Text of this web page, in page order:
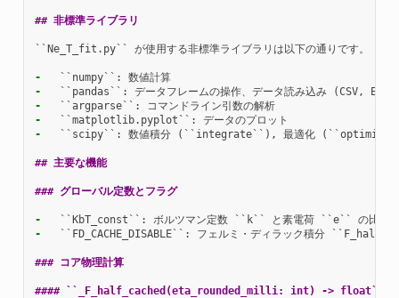
## 非標準ライブラリ
``Ne_T_fit.py`` が使用する非標準ライブラリは以下の通りです。
-
  ``numpy``: 数値計算
-
-
  ``argparse``: コマンドライン引数の解析
-
-
``scipy``: 数値積分 (``integrate``), 最適化
## 主要な機能
### グローバル定数とフラグ
-
-
``FD_CACHE_DISABLE``: フェルミ・ディラック積分 ``F_half()``
### コア物理計算
#### ``_F_half_cached(eta_rounded_milli: int) -> float``